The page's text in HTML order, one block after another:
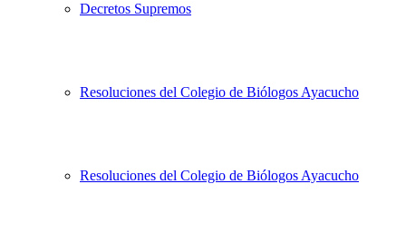
Decretos Supremos
Resoluciones del Colegio de Biólogos Ayacucho
Resoluciones del Colegio de Biólogos Ayacucho